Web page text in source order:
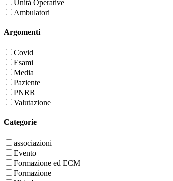
Unità Operative
Ambulatori
Argomenti
Covid
Esami
Media
Paziente
PNRR
Valutazione
Categorie
associazioni
Evento
Formazione ed ECM
Formazione